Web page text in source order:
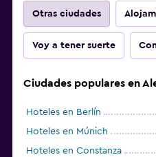
Otras ciudades
Voy a tener suerte
Ciudades populares en
Hoteles en Berlín
Hoteles en Múnich
Hoteles en Constanza